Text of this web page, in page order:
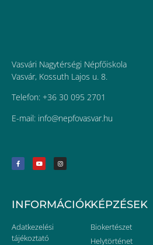
Vasvári Nagytérségi Népfőiskola
Vasvár, Kossuth Lajos u. 8.
Telefon: +36 30 095 2701
E-mail: uh.ravsavofpen@ofni
INFORMÁCIÓK
Adatkezelési
tájékoztató
KÉPZÉSEK
Biokertészet
Helytörténet